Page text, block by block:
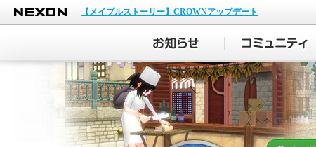
NEXON
【メイプルストーリー】CROWNアップデート